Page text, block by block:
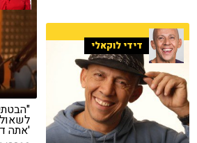
'אתה
דידי לוקאלי